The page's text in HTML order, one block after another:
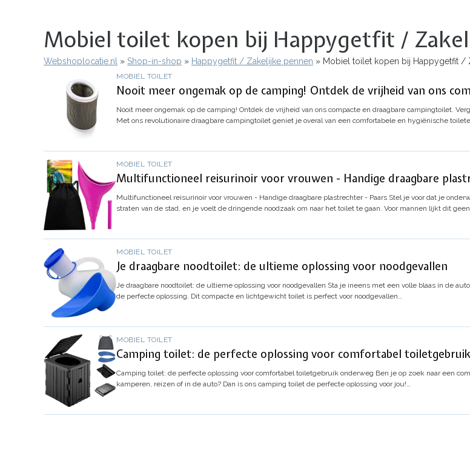
Mobiel toilet kopen bij Happygetfit /
Kruimelpad
Webshoplocatie.nl Shop-in-shop Happygetfit / Zakelijke pennen Mobiel toilet kopen bij Happygetfit /
MOBIEL TOILET
Nooit meer ongemak op de camping! Ontdek de vrijheid van ons
Nooit meer ongemak op de camping! Ontdek de vrijheid van ons compacte en draagbare campingtoilet.
Met ons revolutionaire draagbare campingtoilet geniet je overal van een comfortabele en hygiënische
MOBIEL TOILET
Multifunctioneel reisurinoir voor vrouwen - Handige draagbare
Multifunctioneel reisurinoir voor vrouwen - Handige draagbare plastrechter - Paars Stel je voor dat je
straten van de stad, en je voelt de dringende noodzaak om naar het toilet te gaan. Voor mannen lijkt dit
MOBIEL TOILET
Je draagbare noodtoilet: de ultieme oplossing voor noodgevallen
Je draagbare noodtoilet: de ultieme oplossing voor noodgevallen Sta je ineens met een volle blaas in de
de perfecte oplossing. Dit compacte en lichtgewicht toilet is perfect voor noodgevallen…
MOBIEL TOILET
Camping toilet: de perfecte oplossing voor comfortabel
Camping toilet: de perfecte oplossing voor comfortabel toiletgebruik onderweg Ben je op zoek naar een
kamperen, reizen of in de auto? Dan is ons camping toilet de perfecte oplossing voor jou!…